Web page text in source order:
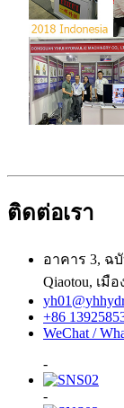
ติดต่อเรา
อาคาร 3, ฉบั
Qiaotou, เมื
+86
WeChat /
-
-